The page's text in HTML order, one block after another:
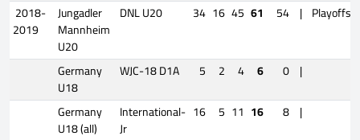
2018-
2019
Jungadler
Mannheim
U20
DNL U20 34 16 45 61 54 | Playoffs
Germany
U18
WJC-18 D1A 5 2 4 6 0 |
Germany
U18 (all)
International-
Jr
16 5 11 16 8 |